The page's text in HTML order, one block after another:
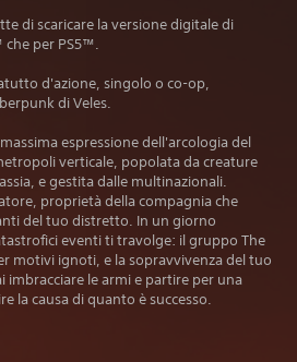
di scaricare la versione digitale di
che per PS5™.
d'azione, singolo o co-op,
di Veles.
espressione dell'arcologia del
verticale, popolata da creature
e gestita dalle multinazionali.
proprietà della compagnia che
del tuo distretto. In un giorno
eventi ti travolge: il gruppo The
motivi ignoti, e la sopravvivenza del tuo
imbracciare le armi e partire per una
la causa di quanto è successo.